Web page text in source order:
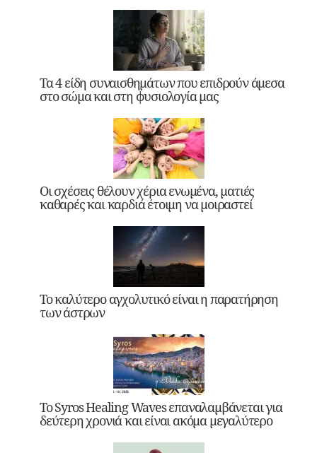
Τα 4 είδη συναισθημάτων που επιδρούν άμεσα
στο σώμα και στη φυσιολογία μας
Οι σχέσεις θέλουν χέρια ενωμένα, ματιές
καθαρές και καρδιά έτοιμη να μοιραστεί
Το καλύτερο αγχολυτικό είναι η παρατήρηση
των άστρων
Το Syros Healing Waves επαναλαμβάνεται για
δεύτερη χρονιά και είναι ακόμα μεγαλύτερο